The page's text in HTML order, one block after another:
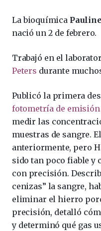
La bioquímica
nació un 2 de febrero.
Trabajó en el
Peters durante
Publicó la primera
fotometría de emisión
medir las
muestras de sangre.
anteriormente, pero
sido tan poco fiable y
con precisión.
cenizas” la sangre,
eliminar el hierro
precisión, detalló
y determinó qué gas